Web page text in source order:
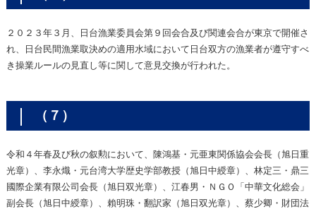
２０２３年３月、日台漁業委員会第９回会合及び関連会合が東京で開催さ
れ、日台民間漁業取決めの適用水域において日台双方の漁業者が遵守すべ
き操業ルールの見直し等に関して意見交換が行われた。
（７）
令和４年春及び秋の叙勲において、陳鴻基・元亜東関係協会会長（旭日重
光章）、李永熾・元台湾大学歴史学部教授（旭日中綬章）、林定三・鼎三
國際企業有限公司会長（旭日双光章）、江春男・ＮＧＯ「中華文化総会」
副会長（旭日中綬章）、賴明珠・翻訳家（旭日双光章）、蔡少卿・財団法